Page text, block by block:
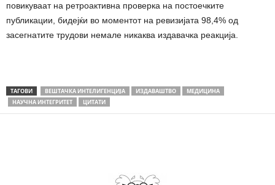
повикуваат на ретроактивна проверка на постоечките
публикации, бидејќи во моментот на ревизијата 98,4% од
засегнатите трудови немале никаква издавачка реакција.
ТАГОВИ ВЕШТАЧКА ИНТЕЛИГЕНЦИЈА ИЗДАВАШТВО
МЕДИЦИНА
НАУЧНА ИНТЕГРИТЕТ
ЦИТАТИ